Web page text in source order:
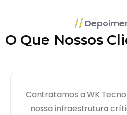
O Que Nossos
Contratamos a WK
nossa infraestrutura